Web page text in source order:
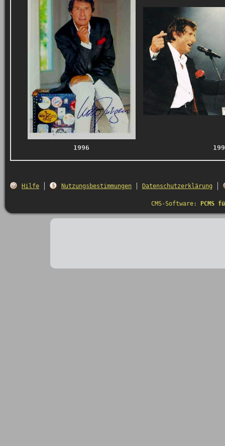
1996
Hilfe Nutzungsbestimmungen Datenschutzerklärung
CMS-Software: PCMS